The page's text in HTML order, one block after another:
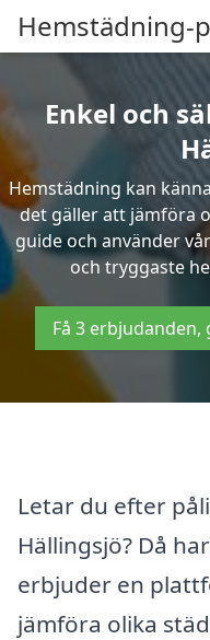
Hemstädning-
Enkel och
Hemstädning kan
det gäller att jämföra
guide och använder
och tryggaste
Få 3
Letar du efter
Hällingsjö? Då
erbjuder en
jämföra olika